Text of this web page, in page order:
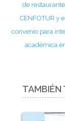
de
CENFOTUR y
convenio para
académica
TAMBIÉN